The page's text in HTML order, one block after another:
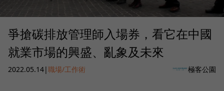
爭搶碳排放管理師入場券，看它在中國
就業市場的興盛、亂象及未來
2022.05.14|職場/工作術 極客公園